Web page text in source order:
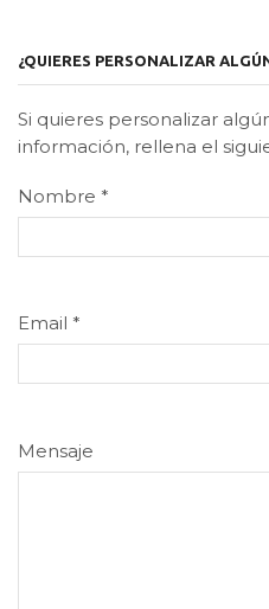
¿QUIERES PERSONALIZAR
Si quieres personalizar
información, rellena el
Nombre *
Email *
Mensaje